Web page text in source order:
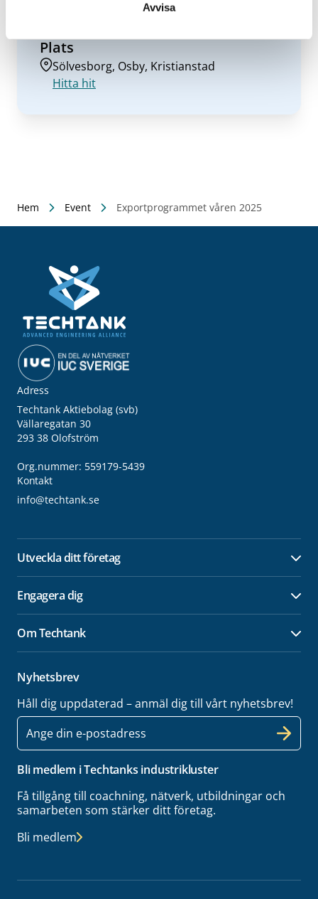
Avvisa
Tre tillfällen: 22/4, 14/5, 21/5 2025 kl. 9-
Plats
Sölvesborg, Osby, Kristianstad
Hitta hit
Hem Event Exportprogrammet våren 2025
Adress
Techtank Aktiebolag (svb)
Vällaregatan 30
293 38 Olofström
Org.nummer: 559179-5439
Kontakt
info@techtank.se
Utveckla ditt företag
Engagera dig
Om Techtank
Nyhetsbrev
Håll dig uppdaterad – anmäl dig till vårt nyhetsbrev!
E-
post
Bli medlem i Techtanks industrikluster
Få tillgång till coachning, nätverk, utbildningar och
samarbeten som stärker ditt företag.
Bli medlem